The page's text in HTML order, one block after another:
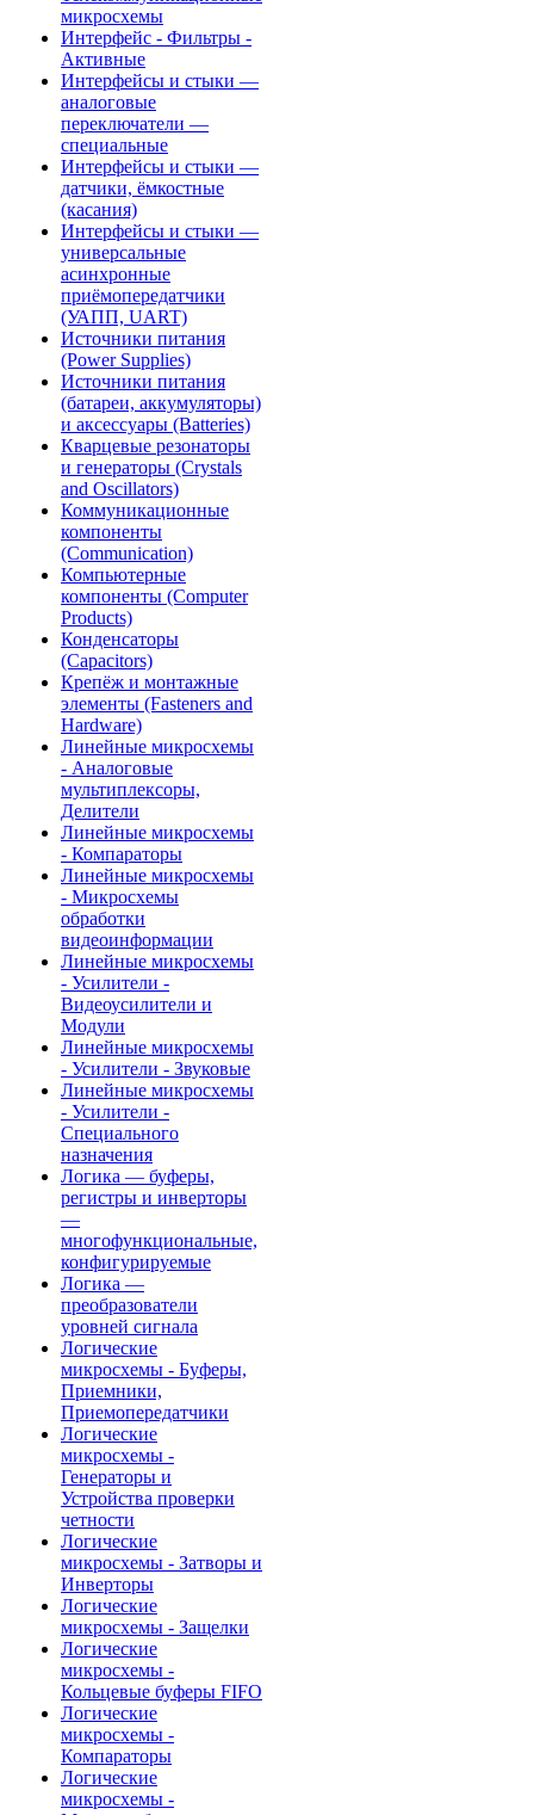
микросхемы
Интерфейс - Фильтры -
Активные
Интерфейсы и стыки —
аналоговые
переключатели —
специальные
Интерфейсы и стыки —
датчики, ёмкостные
(касания)
Интерфейсы и стыки —
универсальные
асинхронные
приёмопередатчики
(УАПП, UART)
Источники питания
(Power Supplies)
Источники питания
(батареи, аккумуляторы)
и аксессуары (Batteries)
Кварцевые резонаторы
и генераторы (Crystals
and Oscillators)
Коммуникационные
компоненты
(Communication)
Компьютерные
компоненты (Computer
Products)
Конденсаторы
(Capacitors)
Крепёж и монтажные
элементы (Fasteners and
Hardware)
Линейные микросхемы
- Аналоговые
мультиплексоры,
Делители
Линейные микросхемы
- Компараторы
Линейные микросхемы
- Микросхемы
обработки
видеоинформации
Линейные микросхемы
- Усилители -
Видеоусилители и
Модули
Линейные микросхемы
- Усилители - Звуковые
Линейные микросхемы
- Усилители -
Специального
назначения
Логика — буферы,
регистры и инверторы
—
многофункциональные,
конфигурируемые
Логика —
преобразователи
уровней сигнала
Логические
микросхемы - Буферы,
Приемники,
Приемопередатчики
Логические
микросхемы -
Генераторы и
Устройства проверки
четности
Логические
микросхемы - Затворы и
Инверторы
Логические
микросхемы - Защелки
Логические
микросхемы -
Кольцевые буферы FIFO
Логические
микросхемы -
Компараторы
Логические
микросхемы -